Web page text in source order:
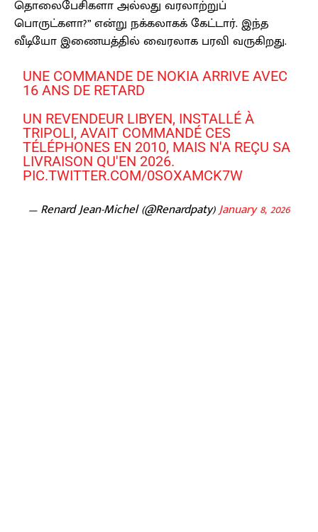
தொலைபேசிகளா அல்லது வரலாற்றுப்
பொருட்களா?” என்று நக்கலாகக் கேட்டார். இந்த
வீடியோ இணையத்தில் வைரலாக பரவி வருகிறது.
UNE COMMANDE DE NOKIA ARRIVE AVEC
16 ANS DE RETARD
UN REVENDEUR LIBYEN, INSTALLÉ À
TRIPOLI, AVAIT COMMANDÉ CES
TÉLÉPHONES EN 2010, MAIS N'A REÇU SA
LIVRAISON QU'EN 2026.
PIC.TWITTER.COM/0SOXAMCK7W
— Renard Jean-Michel (@Renardpaty)January 8, 2026